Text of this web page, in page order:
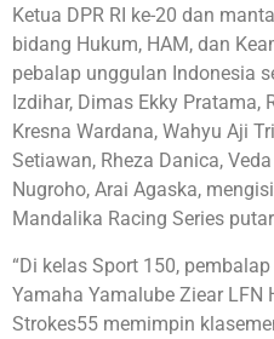
Ketua DPR RI ke-20 dan
bidang Hukum, HAM, dan
pebalap unggulan Indonesia
Izdihar, Dimas Ekky Pratama,
Kresna Wardana, Wahyu Aji
Setiawan, Rheza Danica,
Nugroho, Arai Agaska,
Mandalika Racing Series
“Di kelas Sport 150,
Yamaha Yamalube Ziear LFN
Strokes55 memimpin